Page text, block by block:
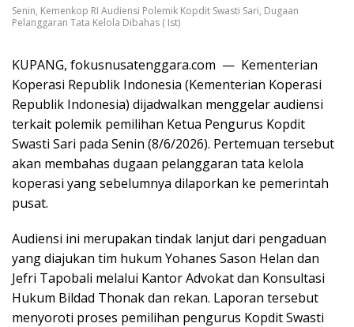
Senin, Kemenkop RI Audiensi Polemik Kopdit Swasti Sari, Dugaan
Pelanggaran Tata Kelola Dibahas ( Ist)
KUPANG, fokusnusatenggara.com — Kementerian
Koperasi Republik Indonesia (Kementerian Koperasi
Republik Indonesia) dijadwalkan menggelar audiensi
terkait polemik pemilihan Ketua Pengurus Kopdit
Swasti Sari pada Senin (8/6/2026). Pertemuan tersebut
akan membahas dugaan pelanggaran tata kelola
koperasi yang sebelumnya dilaporkan ke pemerintah
pusat.
Audiensi ini merupakan tindak lanjut dari pengaduan
yang diajukan tim hukum Yohanes Sason Helan dan
Jefri Tapobali melalui Kantor Advokat dan Konsultasi
Hukum Bildad Thonak dan rekan. Laporan tersebut
menyoroti proses pemilihan pengurus Kopdit Swasti